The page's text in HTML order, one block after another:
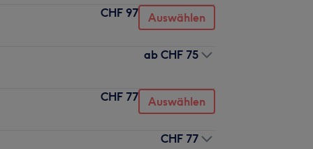
CHF 97 Auswählen
ab CHF 75
CHF 77 Auswählen
CHF 77